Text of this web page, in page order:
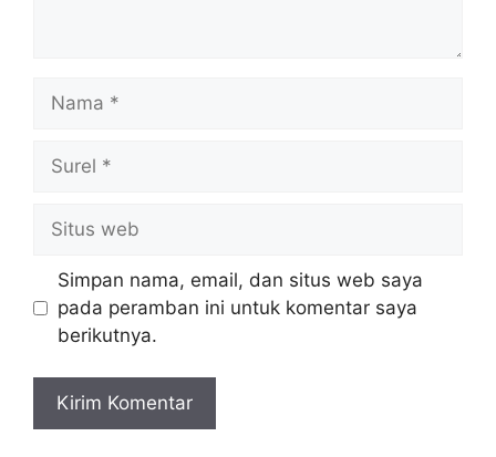
web
Simpan nama, email, dan situs web saya
pada peramban ini untuk komentar saya
berikutnya.